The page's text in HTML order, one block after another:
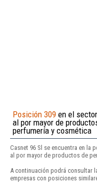
Posición 309 en el
al por mayor de
perfumería y cosmética
Casnet 96 Sl se encuentra en la
al por mayor de productos de
A continuación podrá consultar
empresas con posiciones